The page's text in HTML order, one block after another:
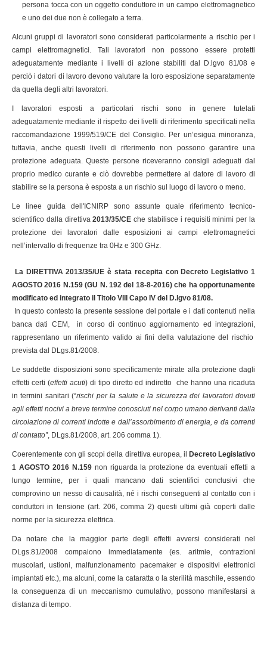
persona tocca con un oggetto conduttore in un campo elettromagnetico
e uno dei due non è collegato a terra.
Alcuni gruppi di lavoratori sono considerati particolarmente a rischio per i
campi elettromagnetici. Tali lavoratori non possono essere protetti
adeguatamente mediante i livelli di azione stabiliti dal D.lgvo 81/08 e
perciò i datori di lavoro devono valutare la loro esposizione separatamente
da quella degli altri lavoratori.
I lavoratori esposti a particolari rischi sono in genere tutelati
adeguatamente mediante il rispetto dei livelli di riferimento specificati nella
raccomandazione 1999/519/CE del Consiglio. Per un’esigua minoranza,
tuttavia, anche questi livelli di riferimento non possono garantire una
protezione adeguata. Queste persone riceveranno consigli adeguati dal
proprio medico curante e ciò dovrebbe permettere al datore di lavoro di
stabilire se la persona è esposta a un rischio sul luogo di lavoro o meno.
Le linee guida dell'ICNIRP sono assunte quale riferimento tecnico-
scientifico dalla direttiva2013/35/CE che stabilisce i requisiti minimi per la
protezione dei lavoratori dalle esposizioni ai campi elettromagnetici
nell’intervallo di frequenze tra 0Hz e 300 GHz.
La DIRETTIVA 2013/35/UE è stata recepita con Decreto Legislativo 1
AGOSTO 2016 N.159 (GU N. 192 del 18-8-2016) che ha opportunamente
modificato ed integrato il Titolo VIII Capo IV del D.lgvo 81/08.
In questo contesto la presente sessione del portale e i dati contenuti nella
banca dati CEM, in corso di continuo aggiornamento ed integrazioni,
rappresentano un riferimento valido ai fini della valutazione del rischio
prevista dal DLgs.81/2008.
Le suddette disposizioni sono specificamente mirate alla protezione dagli
effetti certi (effetti acuti) di tipo diretto ed indiretto che hanno una ricaduta
in termini sanitari (“rischi per la salute e la sicurezza dei lavoratori dovuti
agli effetti nocivi a breve termine conosciuti nel corpo umano derivanti dalla
circolazione di correnti indotte e dall’assorbimento di energia, e da correnti
di contatto”, DLgs.81/2008, art. 206 comma 1).
Coerentemente con gli scopi della direttiva europea, il
Decreto Legislativo
1 AGOSTO 2016 N.159non riguarda la protezione da eventuali effetti a
lungo termine, per i quali mancano dati scientifici conclusivi che
comprovino un nesso di causalità, né i rischi conseguenti al contatto con i
conduttori in tensione (art. 206, comma 2) questi ultimi già coperti dalle
norme per la sicurezza elettrica.
Da notare che la maggior parte degli effetti avversi considerati nel
DLgs.81/2008 compaiono immediatamente (es. aritmie, contrazioni
muscolari, ustioni, malfunzionamento pacemaker e dispositivi elettronici
impiantati etc.), ma alcuni, come la cataratta o la sterilità maschile, essendo
la conseguenza di un meccanismo cumulativo, possono manifestarsi a
distanza di tempo.